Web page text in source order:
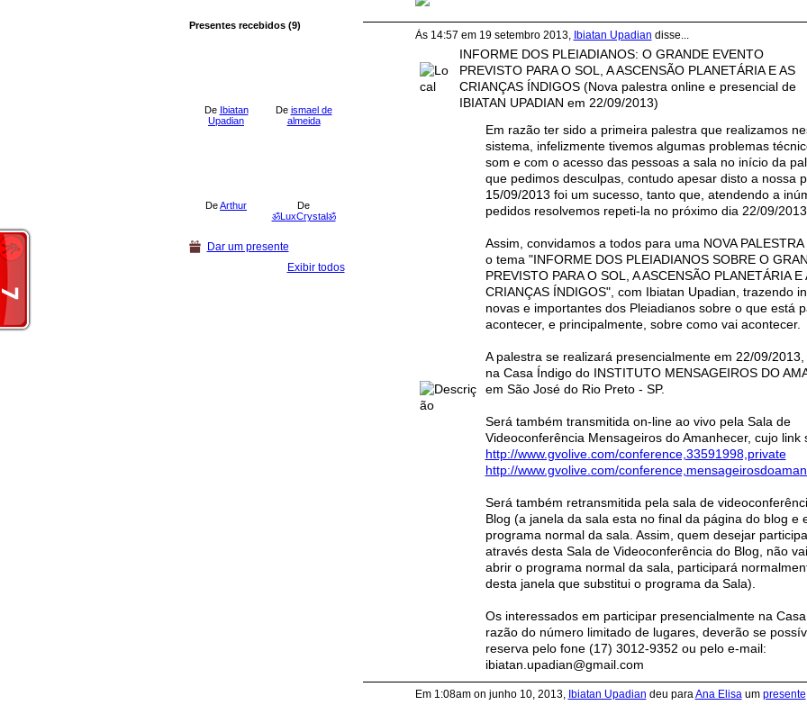
Presentes recebidos (9)
De Ibiatan
Upadian
De ismael de
almeida
DeArthur
De
ॐLuxCrystalॐ
Dar um presente
Exibir todos
Às 14:57 em 19 setembro 2013, Ibiatan Upadian disse...
INFORME DOS PLEIADIANOS: O GRANDE EVENTO
PREVISTO PARA O SOL, A ASCENSÃO PLANETÁRIA E AS
CRIANÇAS ÍNDIGOS (Nova palestra online e presencial de
IBIATAN UPADIAN em 22/09/2013)
Em razão ter sido a primeira palestra que realizamos
sistema, infelizmente tivemos algumas problemas
som e com o acesso das pessoas a sala no início da
que pedimos desculpas, contudo apesar disto a nossa
15/09/2013 foi um sucesso, tanto que, atendendo a
pedidos resolvemos repeti-la no próximo dia 22/09/
Assim, convidamos a todos para uma NOVA PALESTRA
o tema "INFORME DOS PLEIADIANOS SOBRE O
PREVISTO PARA O SOL, A ASCENSÃO PLANETÁRIA E
CRIANÇAS ÍNDIGOS", com Ibiatan Upadian, trazendo
novas e importantes dos Pleiadianos sobre o que está
acontecer, e principalmente, sobre como vai acontecer.
A palestra se realizará presencialmente em 22/09/2013,
na Casa Índigo do INSTITUTO MENSAGEIROS DO
em São José do Rio Preto - SP.
Será também transmitida on-line ao vivo pela Sala de
Videoconferência Mensageiros do Amanhecer, cujo link
http://www.gvolive.com/conference,33591998,private
http://www.gvolive.com/conference,mensageirosdoama
Será também retransmitida pela sala de
Blog (a janela da sala esta no final da página do blog e
programa normal da sala. Assim, quem desejar
através desta Sala de Videoconferência do Blog, não vai
abrir o programa normal da sala, participará
desta janela que substitui o programa da Sala).
Os interessados em participar presencialmente na Casa
razão do número limitado de lugares, deverão se
reserva pelo fone (17) 3012-9352 ou pelo e-mail:
ibiatan.upadian@gmail.com
Em 1:08am on junho 10, 2013, Ibiatan Upadian deu paraAna Elisaum presente